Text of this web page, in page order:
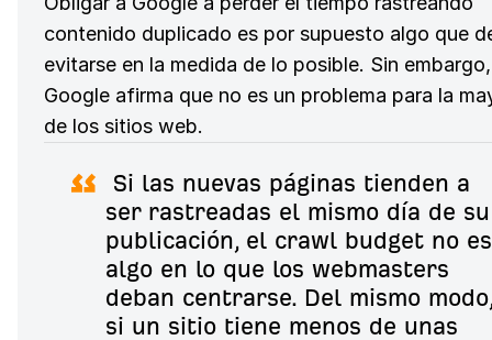
contenido duplicado es por supuesto algo que
evitarse en la medida de lo posible. Sin embargo,
Google afirma que no es un problema para la
de los sitios web.
Si las nuevas páginas tienden a
ser rastreadas el mismo día de su
publicación, el crawl budget no es
algo en lo que los webmasters
deban centrarse. Del mismo modo,
si un sitio tiene menos de unas